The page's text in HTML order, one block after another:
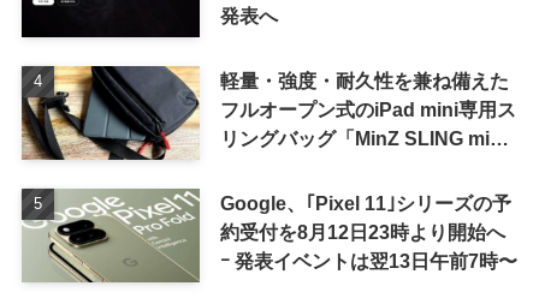
発表へ
軽量・強度・耐久性を兼ね備えた
フルオープン式のiPad mini専用ス
リングバッグ「MinZ SLING mini
Google、｢Pixel 11｣シリーズの予
約受付を8月12日23時より開始へ
ｰ 発表イベントは翌13日午前7時〜